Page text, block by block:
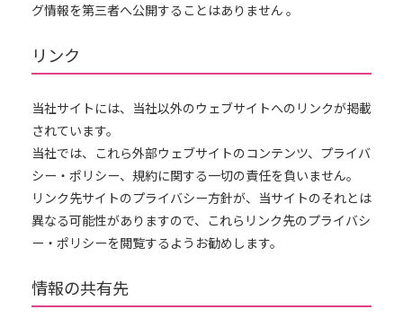
グ情報を第三者へ公開することはありません 。
リンク
当社サイトには、当社以外のウェブサイトへのリンクが掲載
されています。
当社では、これら外部ウェブサイトのコンテンツ、プライバ
シー・ポリシー、規約に関する一切の責任を負いません。
リンク先サイトのプライバシー方針が、当サイトのそれとは
異なる可能性がありますので、これらリンク先のプライバシ
ー・ポリシーを閲覧するようお勧めします。
情報の共有先